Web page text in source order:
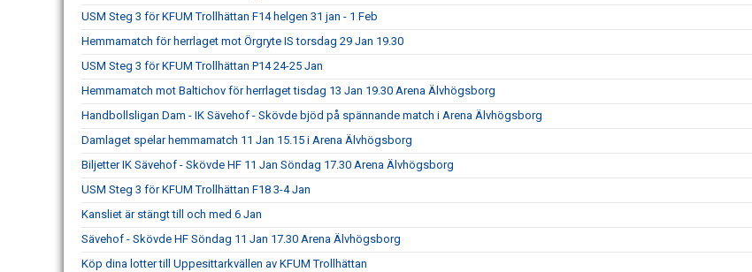
USM Steg 3 för KFUM Trollhättan F14 helgen 31 jan - 1 Feb
Hemmamatch för herrlaget mot Örgryte IS torsdag 29 Jan 19.30
USM Steg 3 för KFUM Trollhättan P14 24-25 Jan
Hemmamatch mot Baltichov för herrlaget tisdag 13 Jan 19.30 Arena Älvhögsborg
Handbollsligan Dam - IK Sävehof - Skövde bjöd på spännande match i Arena Älvhögsborg
Damlaget spelar hemmamatch 11 Jan 15.15 i Arena Älvhögsborg
Biljetter IK Sävehof - Skövde HF 11 Jan Söndag 17.30 Arena Älvhögsborg
USM Steg 3 för KFUM Trollhättan F18 3-4 Jan
Kansliet är stängt till och med 6 Jan
Sävehof - Skövde HF Söndag 11 Jan 17.30 Arena Älvhögsborg
Köp dina lotter till Uppesittarkvällen av KFUM Trollhättan